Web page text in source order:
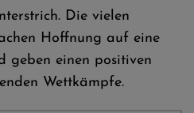
Die vielen
Hoffnung auf eine
geben einen positiven
Wettkämpfe.